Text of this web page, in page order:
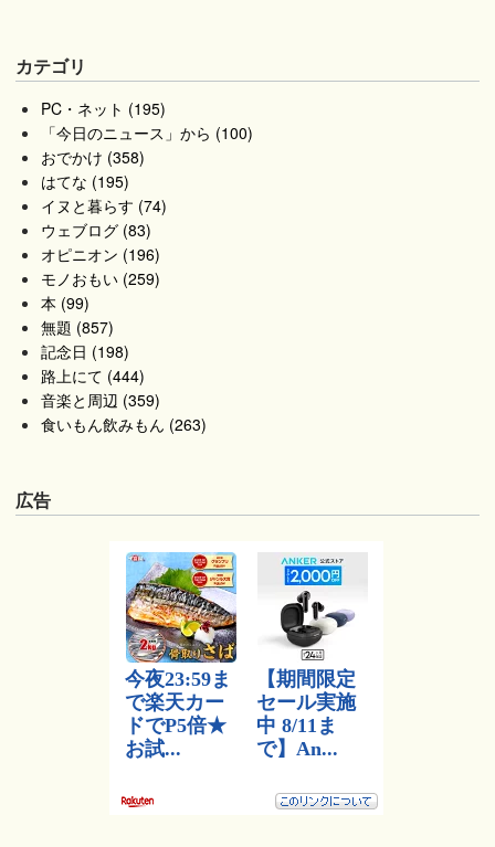
カテゴリ
PC・ネット (195)
「今日のニュース」から (100)
おでかけ (358)
はてな (195)
イヌと暮らす (74)
ウェブログ (83)
オピニオン (196)
モノおもい (259)
本 (99)
無題 (857)
記念日 (198)
路上にて (444)
音楽と周辺 (359)
食いもん飲みもん (263)
広告